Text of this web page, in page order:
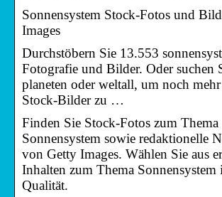
Sonnensystem Stock-Fotos und
Images
Durchstöbern Sie 13.553
Fotografie und Bilder. Oder suchen
planeten oder weltall, um noch
Stock-Bilder zu …
Finden Sie Stock-Fotos zum Thema
Sonnensystem sowie redaktionelle
von Getty Images. Wählen Sie aus
Inhalten zum Thema Sonnensystem
Qualität.